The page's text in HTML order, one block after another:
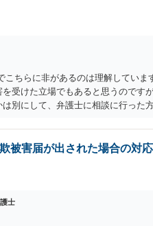
こちらに非があるのは理解していま
受けた立場でもあると思うのです
別にして、弁護士に相談に行っ
には難しいです。相談者さんも１
たら、 できるだけ重い刑罰を与
分賠償に回すことも考えられるの
被害届が出された場合の対
士